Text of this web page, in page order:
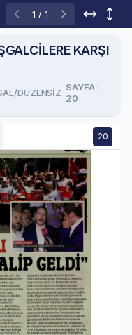
1 / 1
KARŞI
DÜZENSİZ SAYFA:
20
20